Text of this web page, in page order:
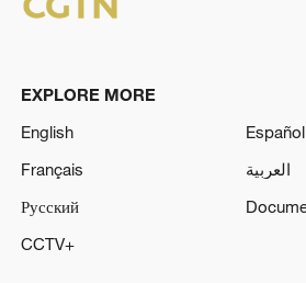
EXPLORE MORE
English
Español
Français
العربية
Русский
CCTV+